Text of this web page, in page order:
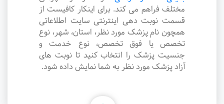
مختلف فراهم می کند. برای اینکار کافیست از
قسمت نوبت دهی اینترنتی سایت اطلاعاتی
همچون نام پزشک مورد نظر، استان، شهر، نوع
تخصص یا فوق تخصص، نوع خدمت و
جنسیت پزشک را انتخاب کنید تا نوبت های
آزاد پزشک مورد نظر به شما نمایش داده شود.